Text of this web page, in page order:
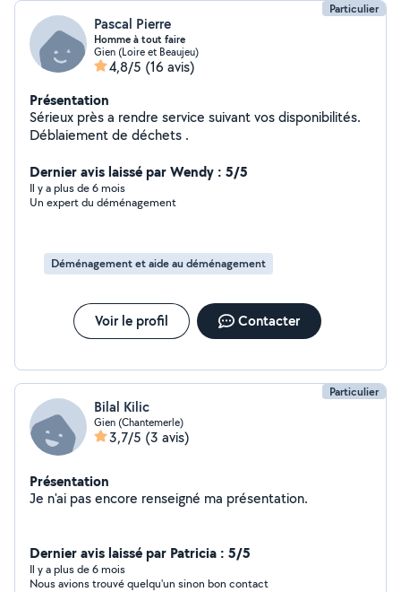
Particulier
Pascal Pierre
Homme à tout faire
Gien (Loire et Beaujeu)
4,8/5 (16 avis)
Présentation
Sérieux près a rendre service suivant vos disponibilités.
Déblaiement de déchets .
Dernier avis laissé par Wendy : 5/5
Il y a plus de 6 mois
Un expert du déménagement
Déménagement et aide au déménagement
Voir le profil Contacter
Particulier
Bilal Kilic
Gien (Chantemerle)
3,7/5 (3 avis)
Présentation
Je n'ai pas encore renseigné ma présentation.
Dernier avis laissé par Patricia : 5/5
Il y a plus de 6 mois
Nous avions trouvé quelqu'un sinon bon contact